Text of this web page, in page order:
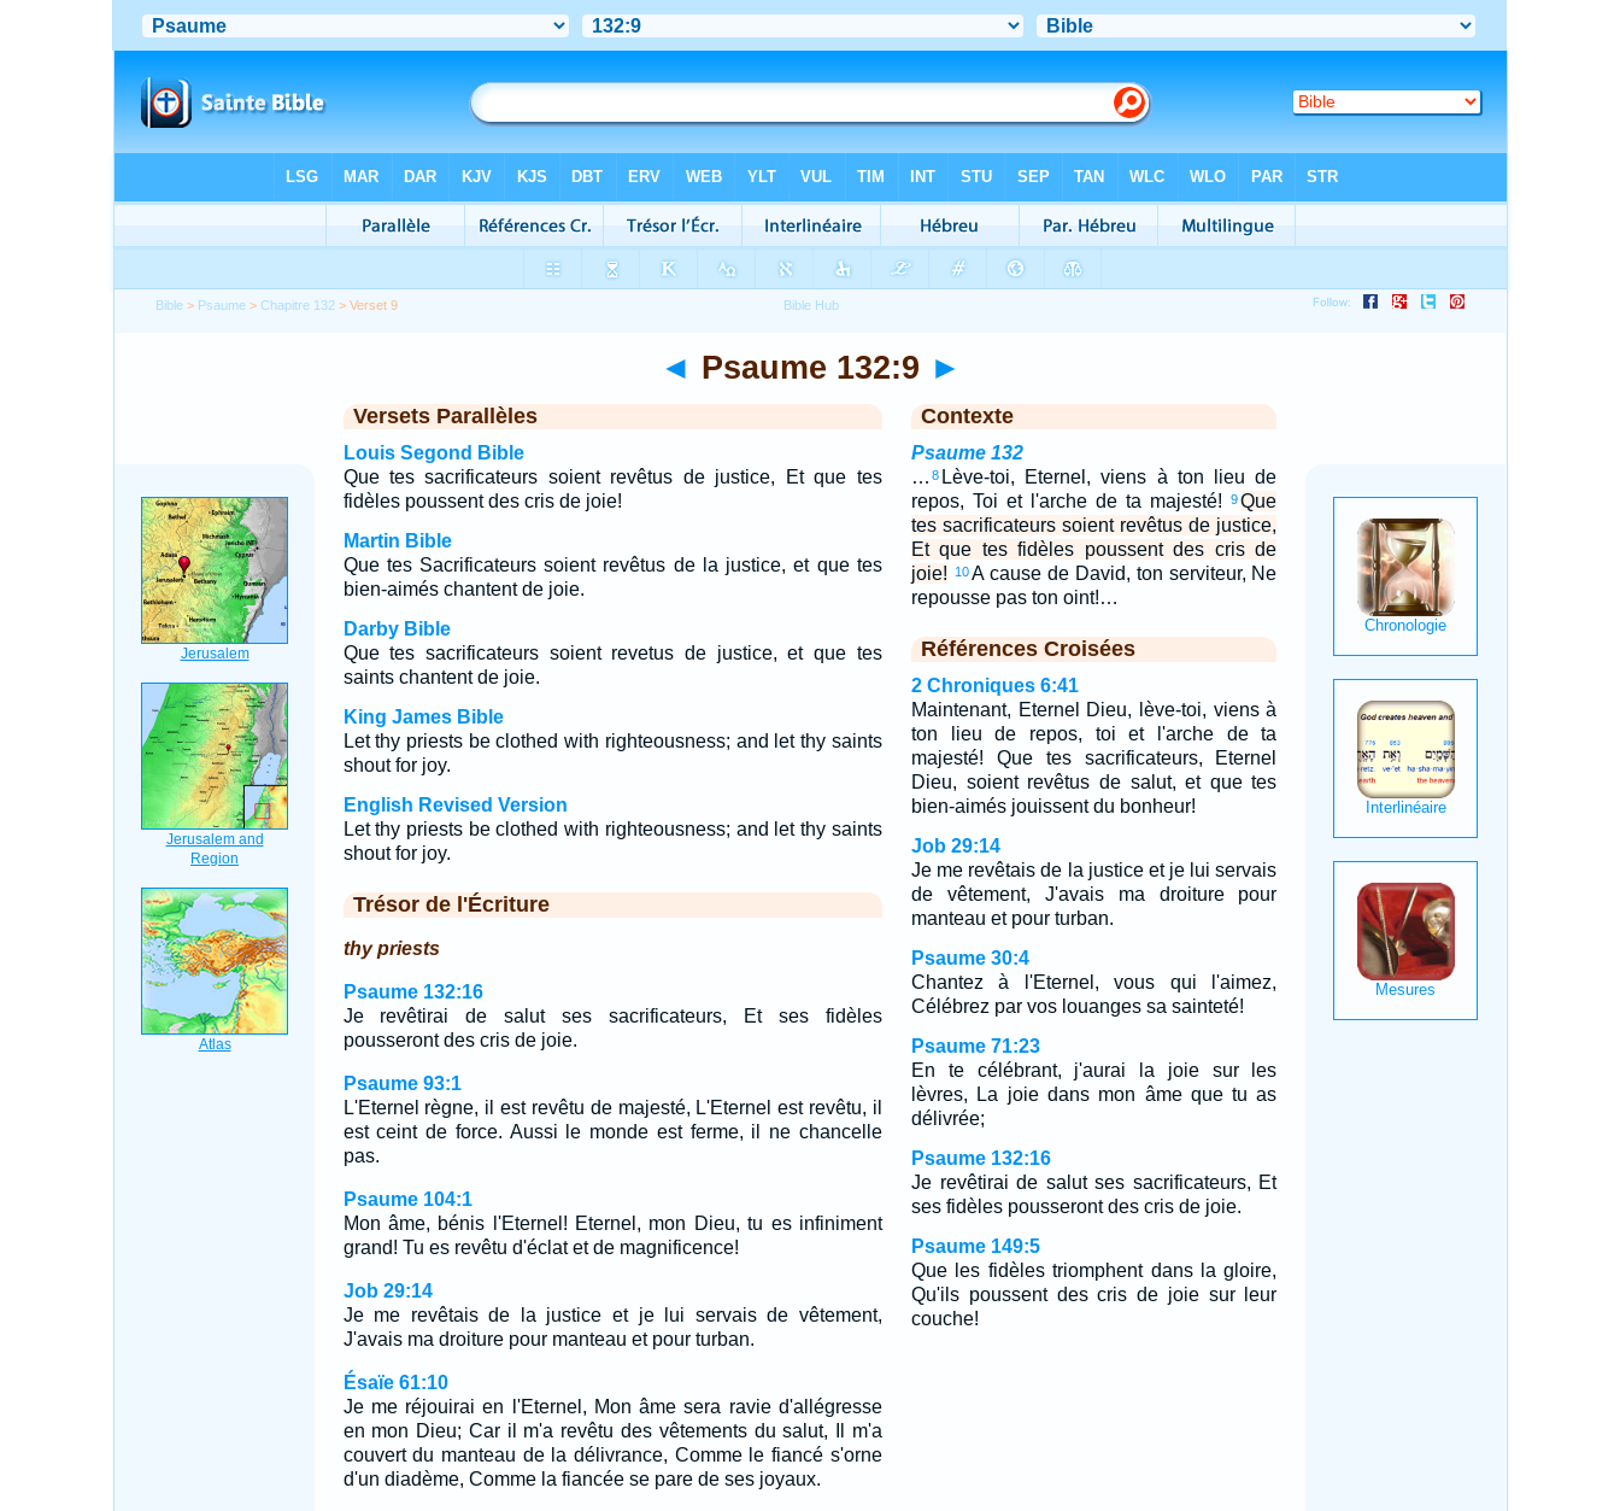
Bible > Psaume >Chapitre 132 > Verset 9
◄ Psaume 132:9 ►
Versets Parallèles
Louis Segond Bible
Que tes sacrificateurs soient revêtus de justice, Et que tes
fidèles poussent des cris de joie!
Martin Bible
Que tes Sacrificateurs soient revêtus de la justice, et que tes
bien-aimés chantent de joie.
Darby Bible
Que tes sacrificateurs soient revetus de justice, et que tes
saints chantent de joie.
King James Bible
Let thy priests be clothed with righteousness; and let thy saints
shout for joy.
English Revised Version
Let thy priests be clothed with righteousness; and let thy saints
shout for joy.
Trésor de l'Écriture
thy priests
Psaume 132:16
Je revêtirai de salut ses sacrificateurs, Et ses fidèles
pousseront des cris de joie.
Psaume 93:1
L'Eternel règne, il est revêtu de majesté, L'Eternel est revêtu, il
est ceint de force. Aussi le monde est ferme, il ne chancelle
pas.
Psaume 104:1
Mon âme, bénis l'Eternel! Eternel, mon Dieu, tu es infiniment
grand! Tu es revêtu d'éclat et de magnificence!
Job 29:14
Je me revêtais de la justice et je lui servais de vêtement,
J'avais ma droiture pour manteau et pour turban.
Ésaïe 61:10
Je me réjouirai en l'Eternel, Mon âme sera ravie d'allégresse
en mon Dieu; Car il m'a revêtu des vêtements du salut, Il m'a
couvert du manteau de la délivrance, Comme le fiancé s'orne
d'un diadème, Comme la fiancée se pare de ses joyaux.
Contexte
Psaume 132
… 8 Lève-toi, Eternel, viens à ton lieu de
repos, Toi et l'arche de ta majesté!
9 Que
tes sacrificateurs soient revêtus de justice,
Et que tes fidèles poussent des cris de
joie!
10A cause de David, ton serviteur, Ne
repousse pas ton oint!…
Références Croisées
2 Chroniques 6:41
Maintenant, Eternel Dieu, lève-toi, viens à
ton lieu de repos, toi et l'arche de ta
majesté! Que tes sacrificateurs, Eternel
Dieu, soient revêtus de salut, et que tes
bien-aimés jouissent du bonheur!
Job 29:14
Je me revêtais de la justice et je lui servais
de vêtement, J'avais ma droiture pour
manteau et pour turban.
Psaume 30:4
Chantez à l'Eternel, vous qui l'aimez,
Célébrez par vos louanges sa sainteté!
Psaume 71:23
En te célébrant, j'aurai la joie sur les
lèvres, La joie dans mon âme que tu as
délivrée;
Psaume 132:16
Je revêtirai de salut ses sacrificateurs, Et
ses fidèles pousseront des cris de joie.
Psaume 149:5
Que les fidèles triomphent dans la gloire,
Qu'ils poussent des cris de joie sur leur
couche!